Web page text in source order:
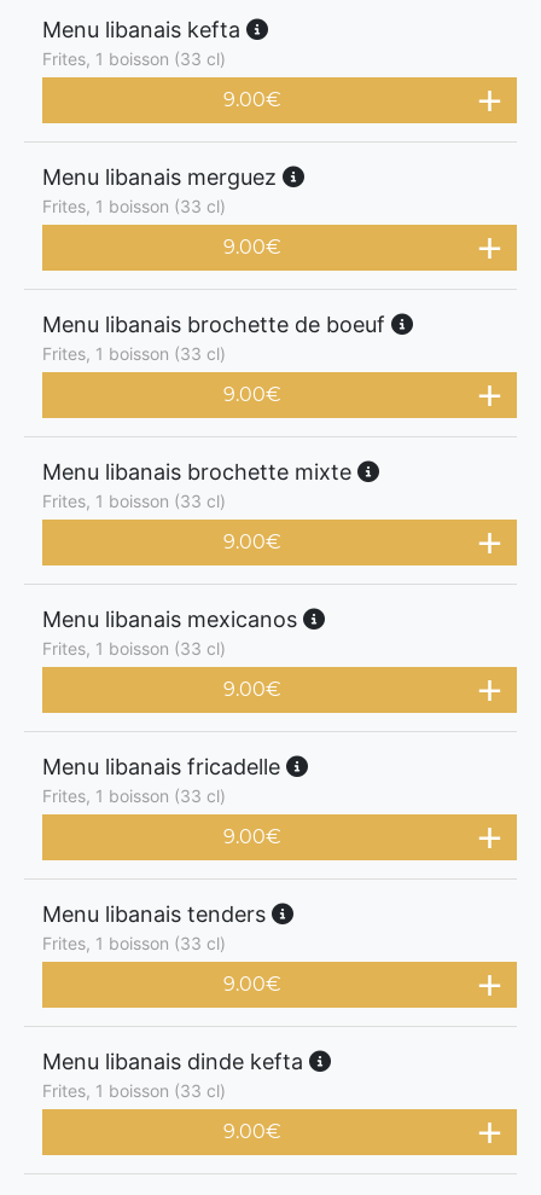
Menu libanais kefta
Frites, 1 boisson (33 cl)
9.00€
Menu libanais merguez
Frites, 1 boisson (33 cl)
9.00€
Menu libanais brochette de boeuf
Frites, 1 boisson (33 cl)
9.00€
Menu libanais brochette mixte
Frites, 1 boisson (33 cl)
9.00€
Menu libanais mexicanos
Frites, 1 boisson (33 cl)
9.00€
Menu libanais fricadelle
Frites, 1 boisson (33 cl)
9.00€
Menu libanais tenders
Frites, 1 boisson (33 cl)
9.00€
Menu libanais dinde kefta
Frites, 1 boisson (33 cl)
9.00€